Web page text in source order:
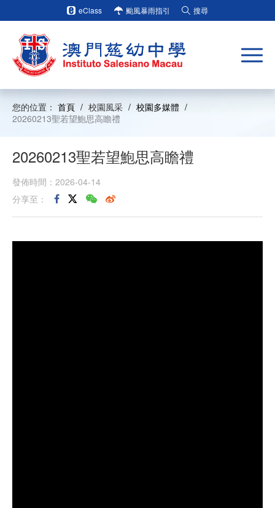
eClass 颱風暴雨指引 搜尋
您的位置： 首頁 / 校園風采 / 校園多媒體 /
20260213聖若望鮑思高瞻禮
20260213聖若望鮑思高瞻禮
發佈時間：2026-04-14
分享至：